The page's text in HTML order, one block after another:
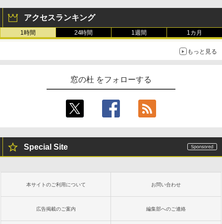
アクセスランキング
1時間 24時間 1週間 1カ月
もっと見る
窓の杜 をフォローする
Special Site
本サイトのご利用について お問い合わせ
広告掲載のご案内 編集部へのご連絡